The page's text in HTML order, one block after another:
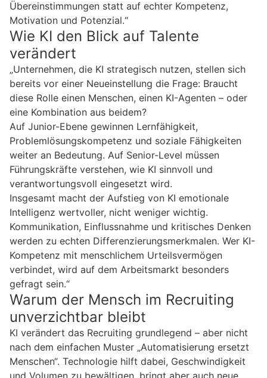
Übereinstimmungen statt auf echter Kompetenz,
Motivation und Potenzial.“
Wie KI den Blick auf Talente
verändert
„Unternehmen, die KI strategisch nutzen, stellen sich
bereits vor einer Neueinstellung die Frage: Braucht
diese Rolle einen Menschen, einen KI-Agenten – oder
eine Kombination aus beidem?
Auf Junior-Ebene gewinnen Lernfähigkeit,
Problemlösungskompetenz und soziale Fähigkeiten
weiter an Bedeutung. Auf Senior-Level müssen
Führungskräfte verstehen, wie KI sinnvoll und
verantwortungsvoll eingesetzt wird.
Insgesamt macht der Aufstieg von KI emotionale
Intelligenz wertvoller, nicht weniger wichtig.
Kommunikation, Einflussnahme und kritisches Denken
werden zu echten Differenzierungsmerkmalen. Wer KI-
Kompetenz mit menschlichem Urteilsvermögen
verbindet, wird auf dem Arbeitsmarkt besonders
gefragt sein.“
Warum der Mensch im Recruiting
unverzichtbar bleibt
KI verändert das Recruiting grundlegend – aber nicht
nach dem einfachen Muster „Automatisierung ersetzt
Menschen“. Technologie hilft dabei, Geschwindigkeit